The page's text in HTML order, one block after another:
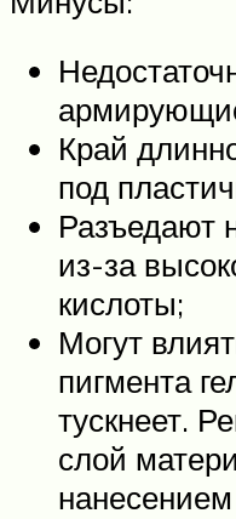
Край
под
Разъедают
из-за
кислоты;
Могут
пигмента
тускнеет.
слой